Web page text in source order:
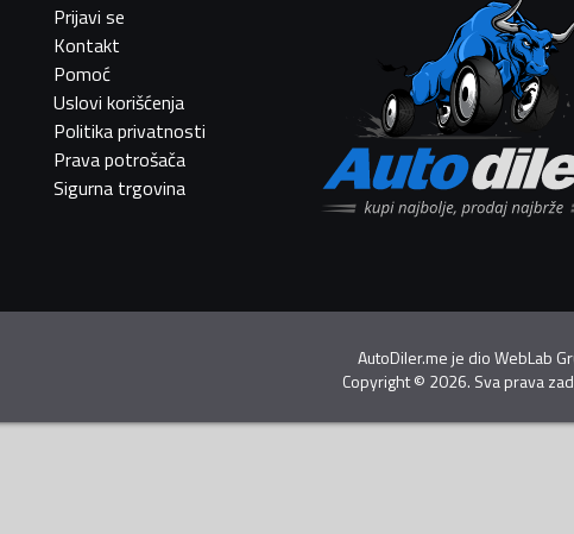
Prijavi se
Kontakt
Pomoć
Uslovi korišćenja
Politika privatnosti
Prava potrošača
Sigurna trgovina
AutoDiler.me je dioWebLab
Copyright© 2026. Sva prava